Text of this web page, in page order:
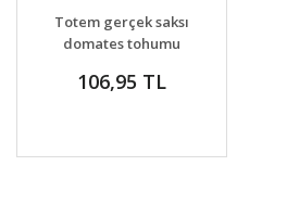
DETAYLAR
VER
Totem gerçek saksı
domates tohumu
oturak tipi
106,95 TL